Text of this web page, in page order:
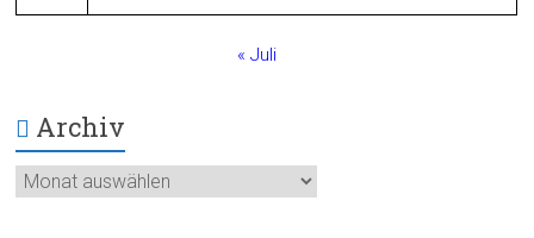
« Juli
Archiv
Archiv